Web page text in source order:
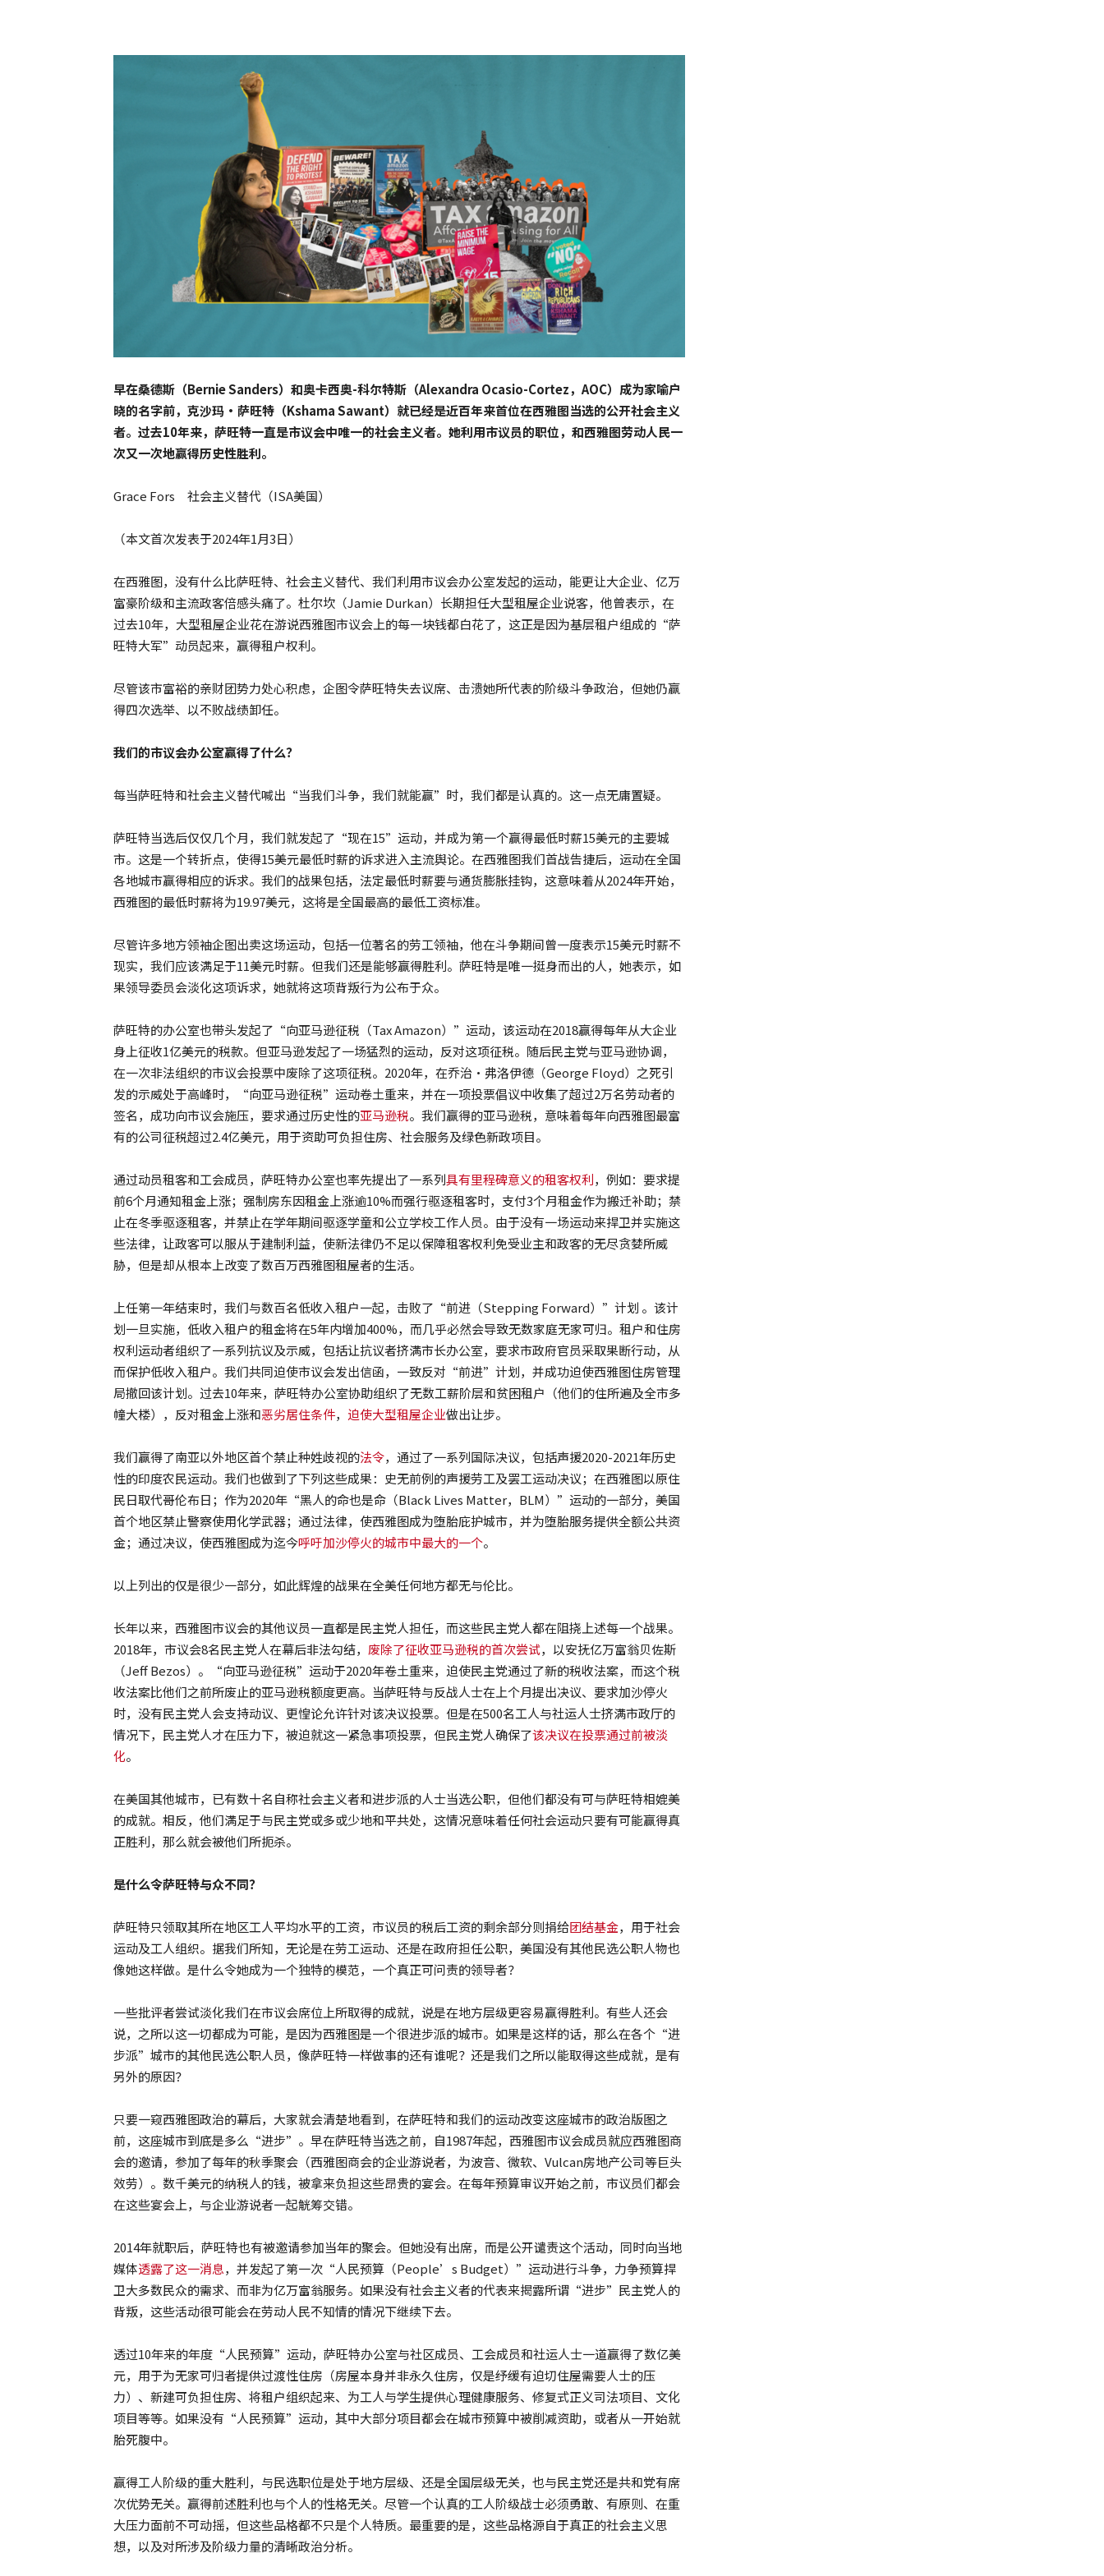
早在桑德斯（Bernie Sanders）和奥卡西奥-科尔特斯（Alexandra Ocasio-Cortez，AOC）成为家喻户
晓的名字前，克沙玛·萨旺特（Kshama Sawant）就已经是近百年来首位在西雅图当选的公开社会主义
者。过去10年来，萨旺特一直是市议会中唯一的社会主义者。她利用市议员的职位，和西雅图劳动人民一
次又一次地赢得历史性胜利。
Grace Fors 社会主义替代（ISA美国）
（本文首次发表于2024年1月3日）
在西雅图，没有什么比萨旺特、社会主义替代、我们利用市议会办公室发起的运动，能更让大企业、亿万
富豪阶级和主流政客倍感头痛了。杜尔坎（Jamie Durkan）长期担任大型租屋企业说客，他曾表示，在
过去10年，大型租屋企业花在游说西雅图市议会上的每一块钱都白花了，这正是因为基层租户组成的“萨
旺特大军”动员起来，赢得租户权利。
尽管该市富裕的亲财团势力处心积虑，企图令萨旺特失去议席、击溃她所代表的阶级斗争政治，但她仍赢
得四次选举、以不败战绩卸任。
我们的市议会办公室赢得了什么？
每当萨旺特和社会主义替代喊出“当我们斗争，我们就能赢”时，我们都是认真的。这一点无庸置疑。
萨旺特当选后仅仅几个月，我们就发起了“现在15”运动，并成为第一个赢得最低时薪15美元的主要城
市。这是一个转折点，使得15美元最低时薪的诉求进入主流舆论。在西雅图我们首战告捷后，运动在全国
各地城市赢得相应的诉求。我们的战果包括，法定最低时薪要与通货膨胀挂钩，这意味着从2024年开始，
西雅图的最低时薪将为19.97美元，这将是全国最高的最低工资标准。
尽管许多地方领袖企图出卖这场运动，包括一位著名的劳工领袖，他在斗争期间曾一度表示15美元时薪不
现实，我们应该满足于11美元时薪。但我们还是能够赢得胜利。萨旺特是唯一挺身而出的人，她表示，如
果领导委员会淡化这项诉求，她就将这项背叛行为公布于众。
萨旺特的办公室也带头发起了“向亚马逊征税（Tax Amazon）”运动，该运动在2018赢得每年从大企业
身上征收1亿美元的税款。但亚马逊发起了一场猛烈的运动，反对这项征税。随后民主党与亚马逊协调，
在一次非法组织的市议会投票中废除了这项征税。2020年，在乔治·弗洛伊德（George Floyd）之死引
发的示威处于高峰时，“向亚马逊征税”运动卷土重来，并在一项投票倡议中收集了超过2万名劳动者的
签名，成功向市议会施压，要求通过历史性的亚马逊税。我们赢得的亚马逊税，意味着每年向西雅图最富
有的公司征税超过2.4亿美元，用于资助可负担住房、社会服务及绿色新政项目。
通过动员租客和工会成员，萨旺特办公室也率先提出了一系列具有里程碑意义的租客权利，例如：要求提
前6个月通知租金上涨；强制房东因租金上涨逾10%而强行驱逐租客时，支付3个月租金作为搬迁补助；禁
止在冬季驱逐租客，并禁止在学年期间驱逐学童和公立学校工作人员。由于没有一场运动来捍卫并实施这
些法律，让政客可以服从于建制利益，使新法律仍不足以保障租客权利免受业主和政客的无尽贪婪所威
胁，但是却从根本上改变了数百万西雅图租屋者的生活。
上任第一年结束时，我们与数百名低收入租户一起，击败了“前进（Stepping Forward）”计划 。该计
划一旦实施，低收入租户的租金将在5年内增加400%，而几乎必然会导致无数家庭无家可归。租户和住房
权利运动者组织了一系列抗议及示威，包括让抗议者挤满市长办公室，要求市政府官员采取果断行动，从
而保护低收入租户。我们共同迫使市议会发出信函，一致反对“前进”计划，并成功迫使西雅图住房管理
局撤回该计划。过去10年来，萨旺特办公室协助组织了无数工薪阶层和贫困租户（他们的住所遍及全市多
幢大楼），反对租金上涨和恶劣居住条件， 迫使大型租屋企业做出让步。
我们赢得了南亚以外地区首个禁止种姓歧视的法令，通过了一系列国际决议，包括声援2020-2021年历史
性的印度农民运动。我们也做到了下列这些成果：史无前例的声援劳工及罢工运动决议；在西雅图以原住
民日取代哥伦布日；作为2020年“黑人的命也是命（Black Lives Matter，BLM）”运动的一部分，美国
首个地区禁止警察使用化学武器；通过法律，使西雅图成为堕胎庇护城市，并为堕胎服务提供全额公共资
金；通过决议，使西雅图成为迄今呼吁加沙停火的城市中最大的一个。
以上列出的仅是很少一部分，如此辉煌的战果在全美任何地方都无与伦比。
长年以来，西雅图市议会的其他议员一直都是民主党人担任，而这些民主党人都在阻挠上述每一个战果。
2018年，市议会8名民主党人在幕后非法勾结， 废除了征收亚马逊税的首次尝试，以安抚亿万富翁贝佐斯
（Jeff Bezos）。“向亚马逊征税”运动于2020年卷土重来，迫使民主党通过了新的税收法案，而这个税
收法案比他们之前所废止的亚马逊税额度更高。当萨旺特与反战人士在上个月提出决议、要求加沙停火
时，没有民主党人会支持动议、更惶论允许针对该决议投票。但是在500名工人与社运人士挤满市政厅的
情况下，民主党人才在压力下，被迫就这一紧急事项投票，但民主党人确保了该决议在投票通过前被淡
化。
在美国其他城市，已有数十名自称社会主义者和进步派的人士当选公职，但他们都没有可与萨旺特相媲美
的成就。相反，他们满足于与民主党或多或少地和平共处，这情况意味着任何社会运动只要有可能赢得真
正胜利，那么就会被他们所扼杀。
是什么令萨旺特与众不同？
萨旺特只领取其所在地区工人平均水平的工资，市议员的税后工资的剩余部分则捐给团结基金，用于社会
运动及工人组织。据我们所知，无论是在劳工运动、还是在政府担任公职，美国没有其他民选公职人物也
像她这样做。是什么令她成为一个独特的模范，一个真正可问责的领导者？
一些批评者尝试淡化我们在市议会席位上所取得的成就，说是在地方层级更容易赢得胜利。有些人还会
说，之所以这一切都成为可能，是因为西雅图是一个很进步派的城市。如果是这样的话，那么在各个“进
步派”城市的其他民选公职人员，像萨旺特一样做事的还有谁呢？还是我们之所以能取得这些成就，是有
另外的原因？
只要一窥西雅图政治的幕后，大家就会清楚地看到，在萨旺特和我们的运动改变这座城市的政治版图之
前，这座城市到底是多么“进步”。早在萨旺特当选之前，自1987年起，西雅图市议会成员就应西雅图商
会的邀请，参加了每年的秋季聚会（西雅图商会的企业游说者，为波音、微软、Vulcan房地产公司等巨头
效劳）。数千美元的纳税人的钱，被拿来负担这些昂贵的宴会。在每年预算审议开始之前，市议员们都会
在这些宴会上，与企业游说者一起觥筹交错。
2014年就职后，萨旺特也有被邀请参加当年的聚会。但她没有出席，而是公开谴责这个活动，同时向当地
媒体透露了这一消息，并发起了第一次“人民预算（People’s Budget）”运动进行斗争，力争预算捍
卫大多数民众的需求、而非为亿万富翁服务。如果没有社会主义者的代表来揭露所谓“进步”民主党人的
背叛，这些活动很可能会在劳动人民不知情的情况下继续下去。
透过10年来的年度“人民预算”运动，萨旺特办公室与社区成员、工会成员和社运人士一道赢得了数亿美
元，用于为无家可归者提供过渡性住房（房屋本身并非永久住房，仅是纾缓有迫切住屋需要人士的压
力）、新建可负担住房、将租户组织起来、为工人与学生提供心理健康服务、修复式正义司法项目、文化
项目等等。如果没有“人民预算”运动，其中大部分项目都会在城市预算中被削减资助，或者从一开始就
胎死腹中。
赢得工人阶级的重大胜利，与民选职位是处于地方层级、还是全国层级无关，也与民主党还是共和党有席
次优势无关。赢得前述胜利也与个人的性格无关。尽管一个认真的工人阶级战士必须勇敢、有原则、在重
大压力面前不可动摇，但这些品格都不只是个人特质。最重要的是，这些品格源自于真正的社会主义思
想，以及对所涉及阶级力量的清晰政治分析。